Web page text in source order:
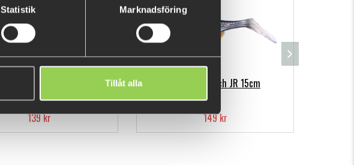
Statistik Marknadsföring
Tillåt alla
139 kr
Hooligan Roach JR 15cm
149 kr